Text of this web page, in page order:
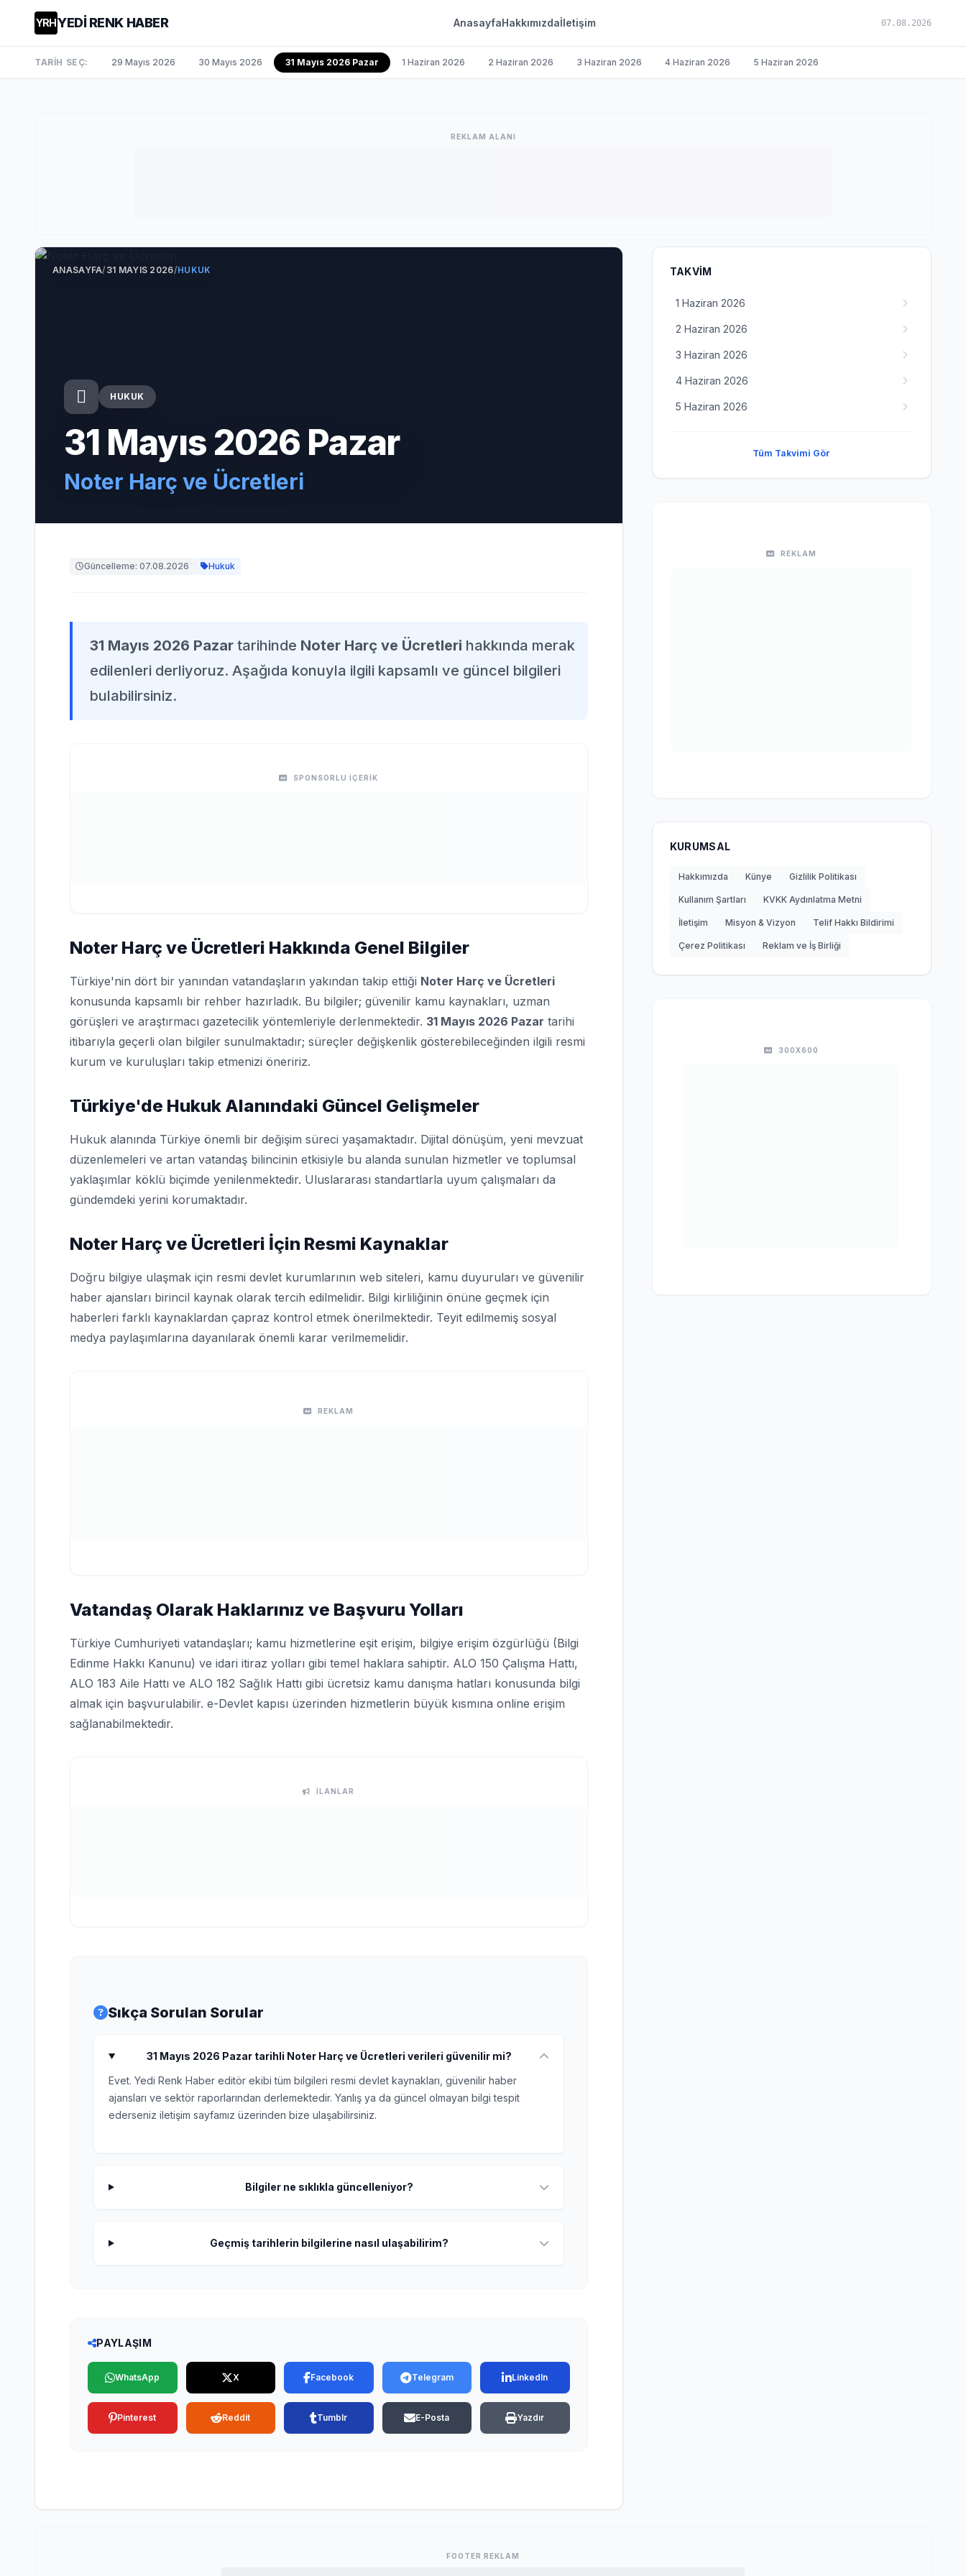
YRHYEDİ RENK HABER AnasayfaHakkımızdaİletişim 07.08.2026
TARİH SEÇ: 29 Mayıs 2026 30 Mayıs 2026 31 Mayıs 2026 Pazar 1 Haziran 2026 2 Haziran 2026 3 Haziran 2026 4 Haziran 2026 5 Haziran 2026
REKLAM ALANI
ANASAYFA/31 MAYIS 2026/HUKUK
HUKUK
31 Mayıs 2026 Pazar
Noter Harç ve Ücretleri
Güncelleme: 07.08.2026 Hukuk
31 Mayıs 2026 Pazar tarihinde Noter Harç ve Ücretleri hakkında merak
edilenleri derliyoruz. Aşağıda konuyla ilgili kapsamlı ve güncel bilgileri
bulabilirsiniz.
SPONSORLU İÇERİK
Noter Harç ve Ücretleri Hakkında Genel Bilgiler
Türkiye'nin dört bir yanından vatandaşların yakından takip ettiği Noter Harç ve Ücretleri
konusunda kapsamlı bir rehber hazırladık. Bu bilgiler; güvenilir kamu kaynakları, uzman
görüşleri ve araştırmacı gazetecilik yöntemleriyle derlenmektedir. 31 Mayıs 2026 Pazar tarihi
itibarıyla geçerli olan bilgiler sunulmaktadır; süreçler değişkenlik gösterebileceğinden ilgili resmi
kurum ve kuruluşları takip etmenizi öneririz.
Türkiye'de Hukuk Alanındaki Güncel Gelişmeler
Hukuk alanında Türkiye önemli bir değişim süreci yaşamaktadır. Dijital dönüşüm, yeni mevzuat
düzenlemeleri ve artan vatandaş bilincinin etkisiyle bu alanda sunulan hizmetler ve toplumsal
yaklaşımlar köklü biçimde yenilenmektedir. Uluslararası standartlarla uyum çalışmaları da
gündemdeki yerini korumaktadır.
Noter Harç ve Ücretleri İçin Resmi Kaynaklar
Doğru bilgiye ulaşmak için resmi devlet kurumlarının web siteleri, kamu duyuruları ve güvenilir
haber ajansları birincil kaynak olarak tercih edilmelidir. Bilgi kirliliğinin önüne geçmek için
haberleri farklı kaynaklardan çapraz kontrol etmek önerilmektedir. Teyit edilmemiş sosyal
medya paylaşımlarına dayanılarak önemli karar verilmemelidir.
REKLAM
Vatandaş Olarak Haklarınız ve Başvuru Yolları
Türkiye Cumhuriyeti vatandaşları; kamu hizmetlerine eşit erişim, bilgiye erişim özgürlüğü (Bilgi
Edinme Hakkı Kanunu) ve idari itiraz yolları gibi temel haklara sahiptir. ALO 150 Çalışma Hattı,
ALO 183 Aile Hattı ve ALO 182 Sağlık Hattı gibi ücretsiz kamu danışma hatları konusunda bilgi
almak için başvurulabilir. e-Devlet kapısı üzerinden hizmetlerin büyük kısmına online erişim
sağlanabilmektedir.
İLANLAR
Sıkça Sorulan Sorular
31 Mayıs 2026 Pazar tarihli Noter Harç ve Ücretleri verileri güvenilir mi?
Evet. Yedi Renk Haber editör ekibi tüm bilgileri resmi devlet kaynakları, güvenilir haber
ajansları ve sektör raporlarından derlemektedir. Yanlış ya da güncel olmayan bilgi tespit
ederseniz iletişim sayfamız üzerinden bize ulaşabilirsiniz.
Bilgiler ne sıklıkla güncelleniyor?
Geçmiş tarihlerin bilgilerine nasıl ulaşabilirim?
PAYLAŞIM
WhatsApp X Facebook Telegram LinkedIn
Pinterest Reddit Tumblr E-Posta Yazdır
TAKVIM
1 Haziran 2026
2 Haziran 2026
3 Haziran 2026
4 Haziran 2026
5 Haziran 2026
Tüm Takvimi Gör
REKLAM
KURUMSAL
Hakkımızda Künye Gizlilik Politikası
Kullanım Şartları KVKK Aydınlatma Metni
İletişim Misyon & Vizyon Telif Hakkı Bildirimi
Çerez Politikası Reklam ve İş Birliği
300X600
FOOTER REKLAM